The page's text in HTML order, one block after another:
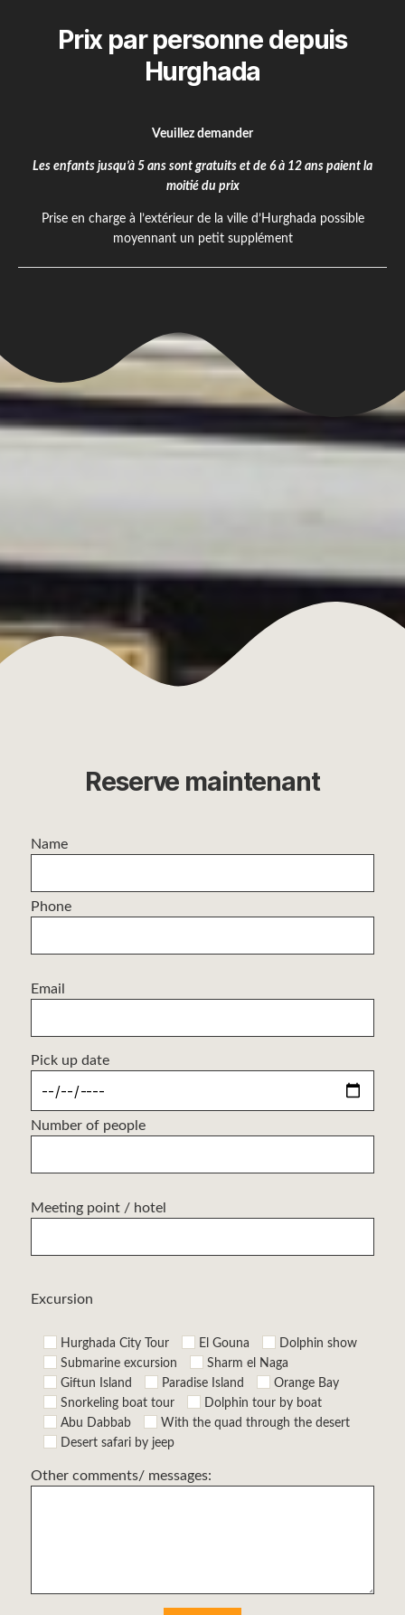
Prix par personne depuis
Hurghada
Veuillez demander
Les enfants jusqu’à 5 ans sont gratuits et de 6 à 12 ans paient la
moitié du prix
Prise en charge à l’extérieur de la ville d’Hurghada possible
moyennant un petit supplément
Reserve maintenant
Name
Phone
Email
Pick up date
Number of people
Meeting point / hotel
Excursion
Hurghada City Tour El Gouna
Dolphin show
Submarine excursion
Sharm el Naga
Giftun Island
Paradise Island
Orange Bay
Snorkeling boat tour
Dolphin tour by boat
Abu Dabbab
With the quad through the desert
Desert safari by jeep
Other comments/ messages: